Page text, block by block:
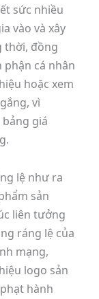
sức nhiều
vào và xây
thời, đồng
phận cá nhân
hoặc xem
vì
giá
lệ như ra
sản
liên tưởng
ráng lệ của
mạng,
logo sản
hành